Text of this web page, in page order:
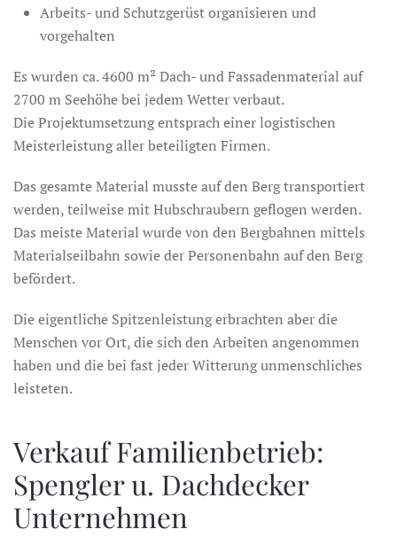
Arbeits- und Schutzgerüst organisieren und
vorgehalten
Es wurden ca. 4600 m² Dach- und Fassadenmaterial auf
2700 m Seehöhe bei jedem Wetter verbaut.
Die Projektumsetzung entsprach einer logistischen
Meisterleistung aller beteiligten Firmen.
Das gesamte Material musste auf den Berg transportiert
werden, teilweise mit Hubschraubern geflogen werden.
Das meiste Material wurde von den Bergbahnen mittels
Materialseilbahn sowie der Personenbahn auf den Berg
befördert.
Die eigentliche Spitzenleistung erbrachten aber die
Menschen vor Ort, die sich den Arbeiten angenommen
haben und die bei fast jeder Witterung unmenschliches
leisteten.
Verkauf Familienbetrieb:
Spengler u. Dachdecker
Unternehmen